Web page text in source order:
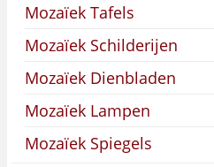
Mozaïek Tafels
Mozaïek Schilderijen
Mozaïek Dienbladen
Mozaïek Lampen
Mozaïek Spiegels